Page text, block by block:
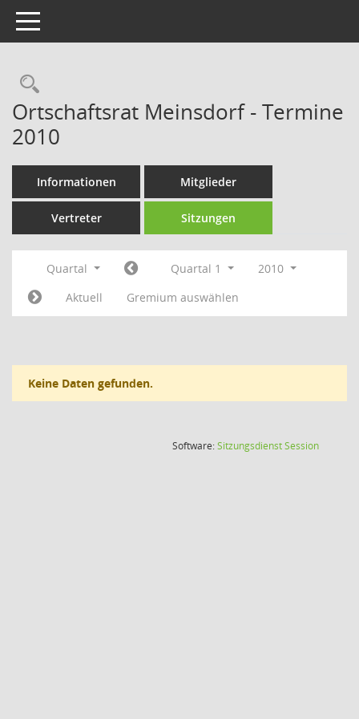
Toggle navigation
Rechercheauswahl
Ortschaftsrat Meinsdorf - Termine
2010
Informationen Mitglieder
Vertreter Sitzungen
Quartal Quartal 1
2010
Aktuell
Gremium auswählen
Keine Daten gefunden.
Software:SitzungsdienstSession(Wird in